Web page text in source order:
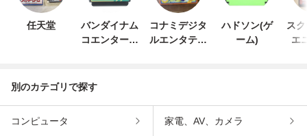
任天堂
バンダイナム
コエンターテ
コナミデジタ
ルエンタテイ
ハドソン(ゲ
ーム)
ス
エ
別のカテゴリで探す
コンピュータ 家電、AV、カメラ